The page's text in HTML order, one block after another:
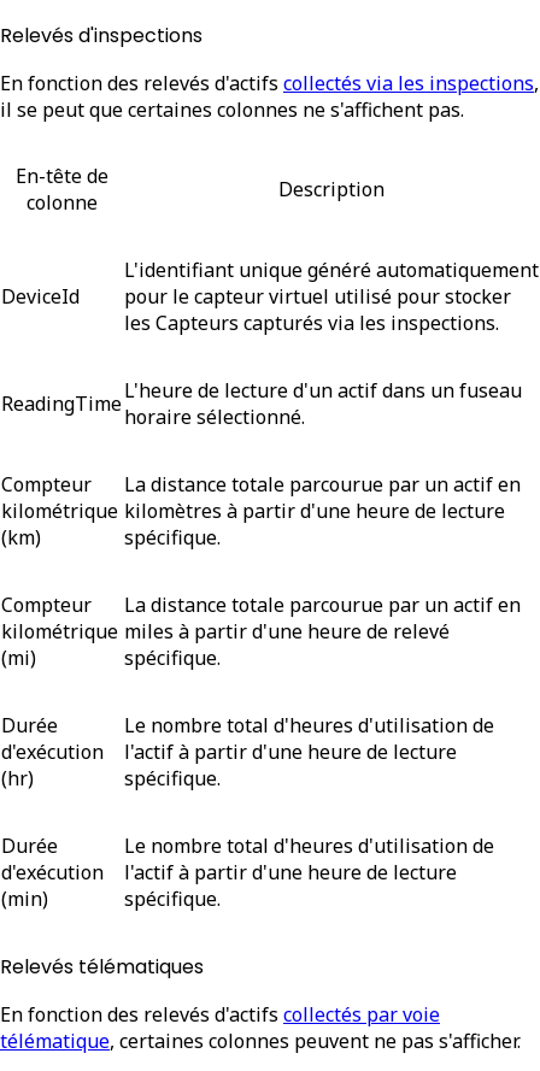
Relevés d'inspections
En fonction des relevés d'actifs collectés via les inspections,
il se peut que certaines colonnes ne s'affichent pas.
En-tête de
colonne
Description
DeviceId
L'identifiant unique généré automatiquement
pour le capteur virtuel utilisé pour stocker
les Capteurs capturés via les inspections.
ReadingTimeL'heure de lecture d'un actif dans un fuseau
horaire sélectionné.
Compteur
kilométrique
(km)
La distance totale parcourue par un actif en
kilomètres à partir d'une heure de lecture
spécifique.
Compteur
kilométrique
(mi)
La distance totale parcourue par un actif en
miles à partir d'une heure de relevé
spécifique.
Durée
d'exécution
(hr)
Le nombre total d'heures d'utilisation de
l'actif à partir d'une heure de lecture
spécifique.
Durée
d'exécution
(min)
Le nombre total d'heures d'utilisation de
l'actif à partir d'une heure de lecture
spécifique.
Relevés télématiques
En fonction des relevés d'actifs collectés par voie
télématique, certaines colonnes peuvent ne pas s'afficher.